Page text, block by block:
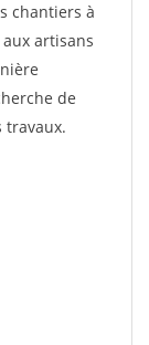
chantiers à
artisans
de
travaux.